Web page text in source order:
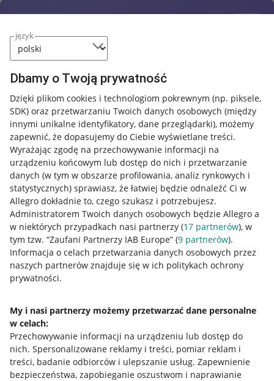
język
Dbamy o Twoją prywatność
Dzięki plikom cookies i technologiom pokrewnym (np. piksele,
SDK) oraz przetwarzaniu Twoich danych osobowych (między
innymi unikalne identyfikatory, dane przeglądarki), możemy
zapewnić, że dopasujemy do Ciebie wyświetlane treści.
Wyrażając zgodę na przechowywanie informacji na
urządzeniu końcowym lub dostęp do nich i przetwarzanie
danych (w tym w obszarze profilowania, analiz rynkowych i
statystycznych) sprawiasz, że łatwiej będzie odnaleźć Ci w
Allegro dokładnie to, czego szukasz i potrzebujesz.
Administratorem Twoich danych osobowych będzie Allegro a
w niektórych przypadkach nasi partnerzy (17 partnerów), w
tym tzw. “Zaufani Partnerzy IAB Europe” (9 partnerów).
Informacja o celach przetwarzania danych osobowych przez
naszych partnerów znajduje się w ich politykach ochrony
prywatności.
My i nasi partnerzy możemy przetwarzać dane personalne
w celach:
Przechowywanie informacji na urządzeniu lub dostęp do
nich. Spersonalizowane reklamy i treści, pomiar reklam i
treści, badanie odbiorców i ulepszanie usług. Zapewnienie
bezpieczeństwa, zapobieganie oszustwom i naprawianie
Przydatne informacje
Jak to działa
Allegro Gadane dla sprzedających
Allegro Gadane dla kupujących
Mapa miejscowości